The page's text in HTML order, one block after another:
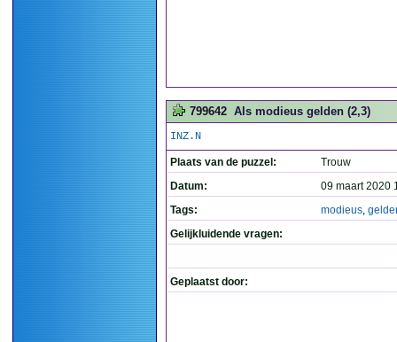
799642 Als modieus gelden (2,3)
INZ.N
Plaats van de puzzel:
Trouw
Datum:
09 maart 2020
Tags:
modieus,
Gelijkluidende vragen:
Geplaatst door: